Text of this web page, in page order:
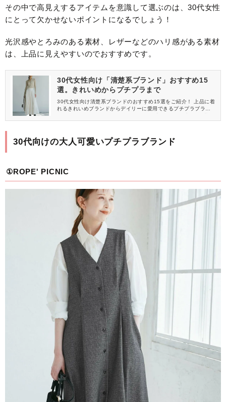
その中で高見えするアイテムを意識して選ぶのは、30代女性
にとって欠かせないポイントになるでしょう！
光沢感やとろみのある素材、レザーなどのハリ感がある素材
は、上品に見えやすいのでおすすめです。
30代女性向け「清楚系ブランド」おすすめ15
選。きれいめからプチプラまで
30代女性向け清楚系ブランドのおすすめ15選をご紹介！ 上品に着
れるきれいめブランドからデイリーに愛用できるプチプラブラン
のコツも解説しているので、ぜひ参考にしてください。
30代向けの大人可愛いプチプラブランド
①ROPE' PICNIC